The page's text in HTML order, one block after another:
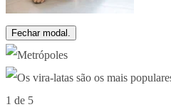
Fechar modal.
1 de 5